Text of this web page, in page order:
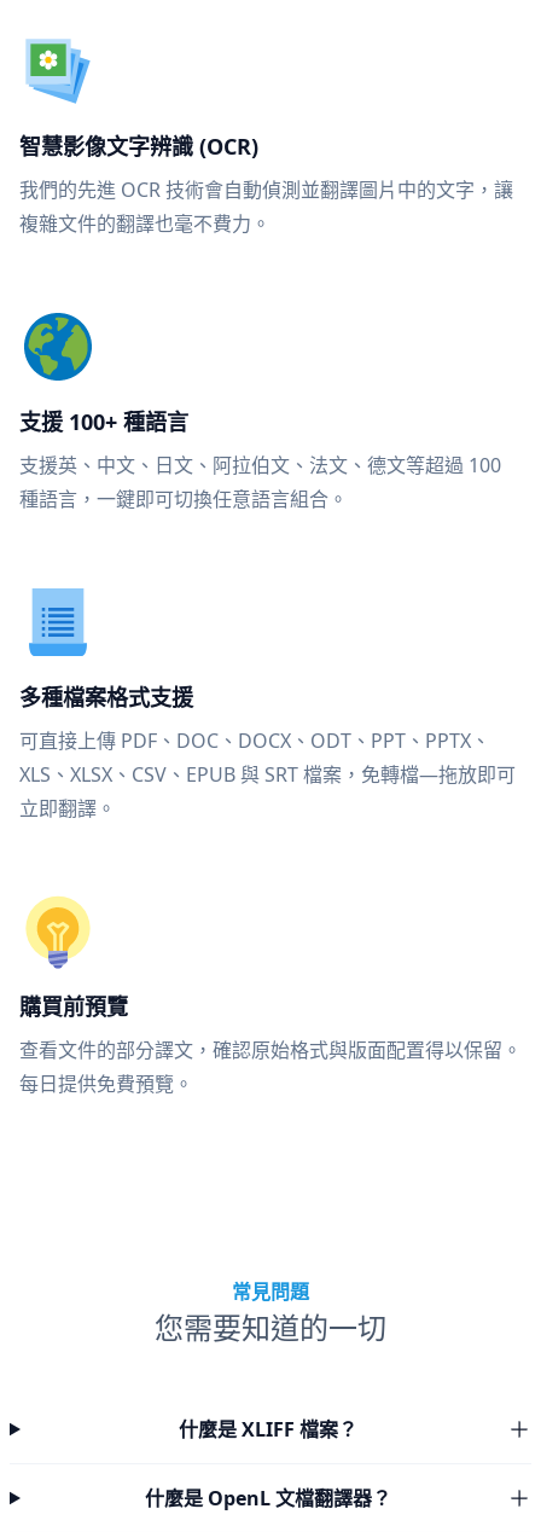
智慧影像文字辨識 (OCR)
我們的先進 OCR 技術會自動偵測並翻譯圖片中的文字，讓
複雜文件的翻譯也毫不費力。
支援 100+ 種語言
支援英、中文、日文、阿拉伯文、法文、德文等超過 100
種語言，一鍵即可切換任意語言組合。
多種檔案格式支援
可直接上傳 PDF、DOC、DOCX、ODT、PPT、PPTX、
XLS、XLSX、CSV、EPUB 與 SRT 檔案，免轉檔—拖放即可
立即翻譯。
購買前預覽
查看文件的部分譯文，確認原始格式與版面配置得以保留。
每日提供免費預覽。
常見問題
您需要知道的一切
什麼是 XLIFF 檔案？
什麼是 OpenL 文檔翻譯器？